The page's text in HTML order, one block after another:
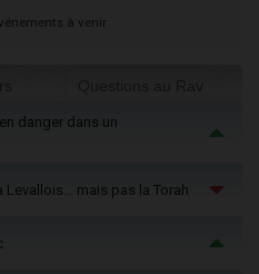
à venir
danger dans un
Levallois… mais pas la Torah